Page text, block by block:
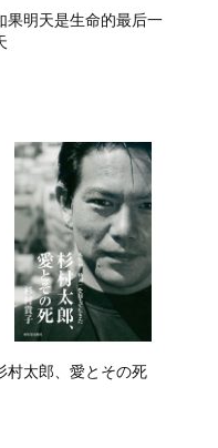
果明天是生命的最后一
村太郎、愛とその死